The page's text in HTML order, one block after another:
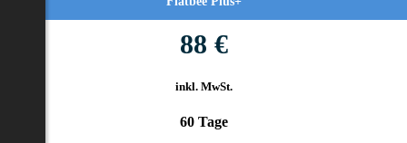
88 €
inkl. MwSt.
60 Tage